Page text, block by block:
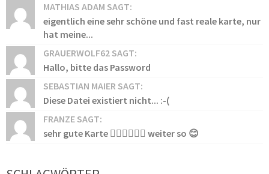
MATHIAS ADAM SAGT:
eigentlich eine sehr schöne und fast reale karte, nur
hat meine...
GRAUERWOLF62 SAGT:
Hallo, bitte das Password
SEBASTIAN MAIER SAGT:
Diese Datei existiert nicht... :-(
FRANZE SAGT:
sehr gute Karte 👍🏻👍🏻👍🏻 weiter so 😊